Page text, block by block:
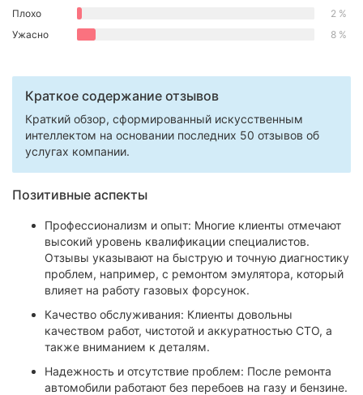
Франковск
Ужгород
Карпаты
Плохо
2 %
Ужасно
8 %
Краткое содержание отзывов
Краткий обзор, сформированный искусственным
интеллектом на основании последних 50 отзывов об
услугах компании.
Позитивные аспекты
Профессионализм и опыт: Многие клиенты отмечают
высокий уровень квалификации специалистов.
Отзывы указывают на быструю и точную диагностику
проблем, например, с ремонтом эмулятора, который
влияет на работу газовых форсунок.
Качество обслуживания: Клиенты довольны
качеством работ, чистотой и аккуратностью СТО, а
также вниманием к деталям.
Надежность и отсутствие проблем: После ремонта
автомобили работают без перебоев на газу и бензине.